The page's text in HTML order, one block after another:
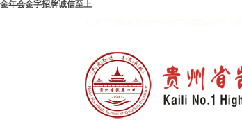
金年会金字招牌诚信至上